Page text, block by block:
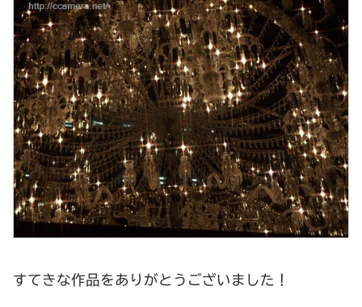
すてきな作品をありがとうございました！